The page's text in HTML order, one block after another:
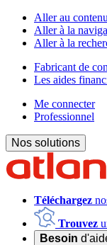
Aller au contenu
Aller à la
Aller à la
Fabricant de
Les aides
Me connecter
Professionnel
Nos solutions
Téléchargez
Trouvez
Besoin